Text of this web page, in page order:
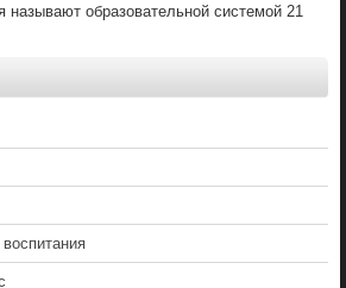
называют образовательной системой 21